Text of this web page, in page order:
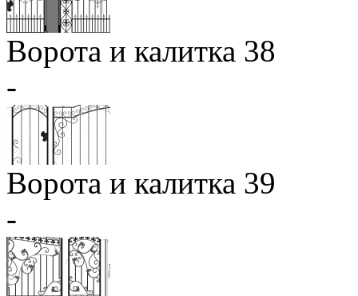
Ворота и калитка 38
-
Ворота и калитка 39
-